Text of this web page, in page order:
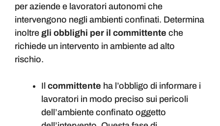
per aziende e lavoratori autonomi che
intervengono negli ambienti confinati. Determina
inoltre gli obblighi per il committente che
richiede un intervento in ambiente ad alto
rischio.
Il committente ha l’obbligo di informare i
lavoratori in modo preciso sui pericoli
dell’ambiente confinato oggetto